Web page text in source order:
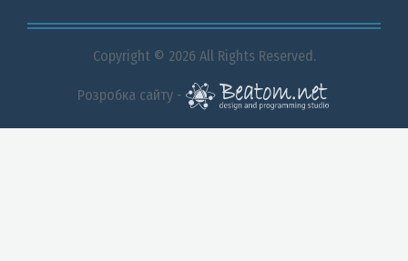
Copyright © 2026 All Rights Reserved.
Розробка сайту -